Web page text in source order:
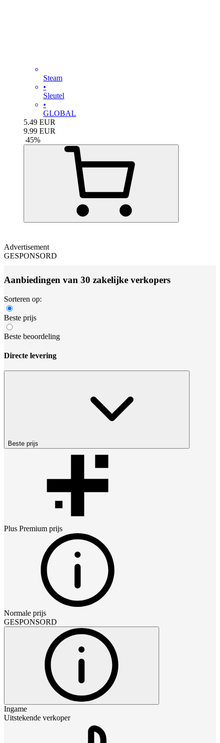
Steam
•
Sleutel
•
GLOBAL
5.49 EUR
9.99 EUR
-45%
Advertisement
GESPONSORD
Aanbiedingen van 30 zakelijke verkopers
Sorteren op:
Beste prijs
Beste beoordeling
Directe levering
Beste prijs
Plus Premium prijs
Normale prijs
GESPONSORD
Ingame
Uitstekende verkoper